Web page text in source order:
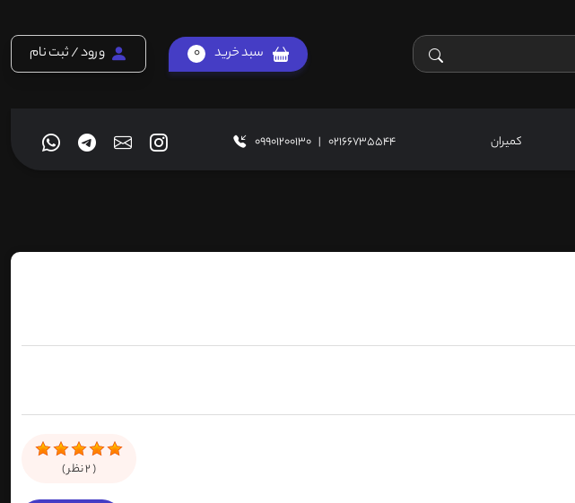
سبد خرید 0 ورود / ثبت نام
کمیران 02166735544
|
09901200130
(
2نظر )